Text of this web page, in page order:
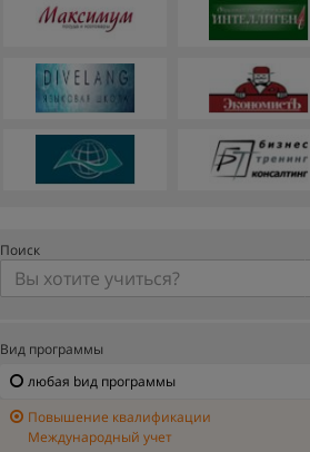
Поиск
Вид программы
любая bид программы
Повышение квалификации
Международный учет